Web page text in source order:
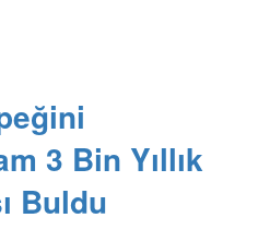
3 Bin Yıllık
Buldu